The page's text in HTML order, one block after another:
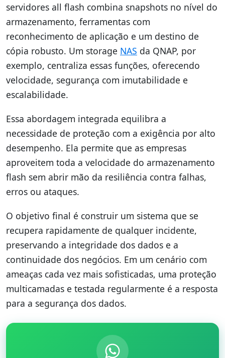
servidores all flash combina snapshots no nível do
armazenamento, ferramentas com
reconhecimento de aplicação e um destino de
cópia robusto. Um storage NAS da QNAP, por
exemplo, centraliza essas funções, oferecendo
velocidade, segurança com imutabilidade e
escalabilidade.
Essa abordagem integrada equilibra a
necessidade de proteção com a exigência por alto
desempenho. Ela permite que as empresas
aproveitem toda a velocidade do armazenamento
flash sem abrir mão da resiliência contra falhas,
erros ou ataques.
O objetivo final é construir um sistema que se
recupera rapidamente de qualquer incidente,
preservando a integridade dos dados e a
continuidade dos negócios. Em um cenário com
ameaças cada vez mais sofisticadas, uma proteção
multicamadas e testada regularmente é a resposta
para a segurança dos dados.